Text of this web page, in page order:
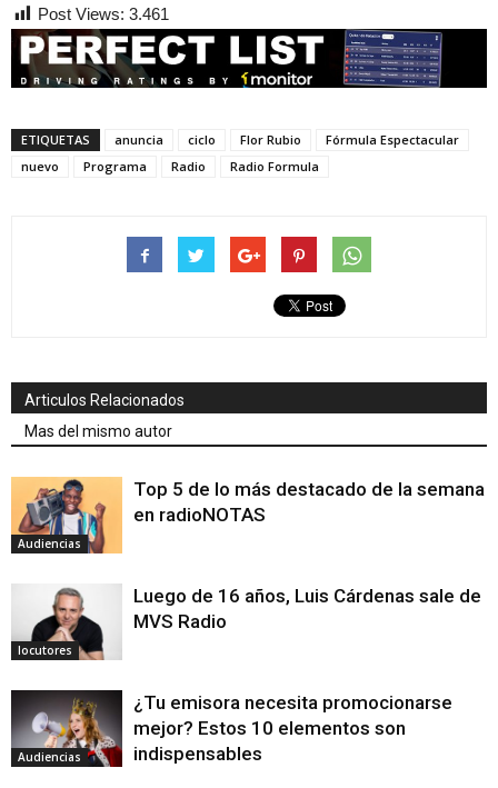
Post Views: 3.461
ETIQUETAS anuncia ciclo Flor Rubio
Fórmula Espectacular
nuevo
Programa Radio Radio Formula
Articulos Relacionados
Mas del mismo autor
Audiencias
Top 5 de lo más destacado de la semana
en radioNOTAS
locutores
Luego de 16 años, Luis Cárdenas sale de
MVS Radio
Audiencias
¿Tu emisora necesita promocionarse
mejor? Estos 10 elementos son
indispensables